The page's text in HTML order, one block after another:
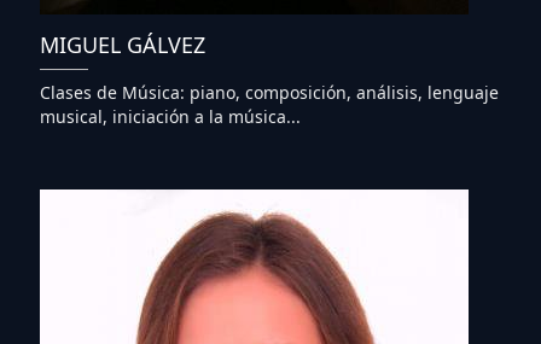
MIGUEL GÁLVEZ
Clases de Música: piano, composición, análisis, lenguaje
musical, iniciación a la música...